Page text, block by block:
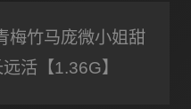
梅竹马庞微小姐甜
活【1.36G】